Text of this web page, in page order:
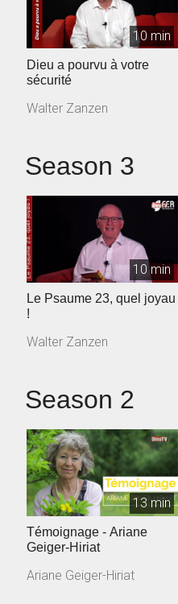
10 min
Dieu a pourvu à votre
sécurité
Walter Zanzen
Season 3
10 min
Le Psaume 23, quel joyau
!
Walter Zanzen
Season 2
13 min
Témoignage - Ariane
Geiger-Hiriat
Ariane Geiger-Hiriat